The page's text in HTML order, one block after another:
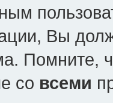
Вы
Помните,
со всеми